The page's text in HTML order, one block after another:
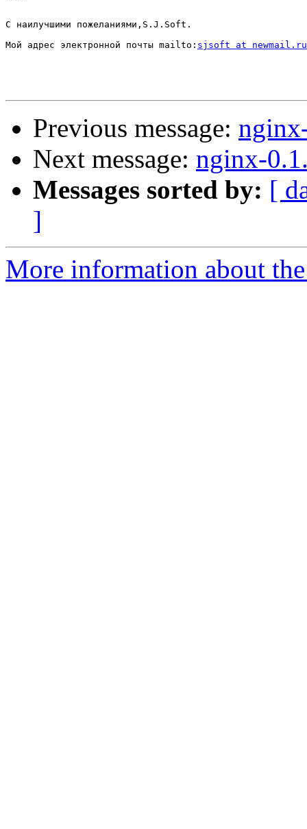
С наилучшими пожеланиями,S.J.Soft.
Мой адрес электронной почты mailto: sjsoft at
Previous message:
Next message: nginx-
Messages sorted by: [
]
More information about